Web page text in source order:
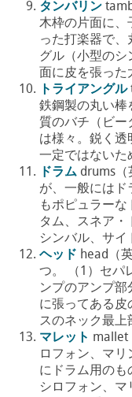
タンバリン
木枠の片面に、
った打楽器で
グル（小型のシ
面に皮を張っ
トライアングル
鉄鋼製の丸い棒
質のバチ（ビー
は様々。鋭く透
一定ではないた
ドラム drums（
が、一般にはド
もポピュラー
タム、スネア・
シンバル、サ
ヘッド head（
つ。 （1）セパ
ンプのアンプ部
に張ってある皮
スのネック最上
マレット mallet
ロフォン、マ
にドラム用のも
シロフォン、